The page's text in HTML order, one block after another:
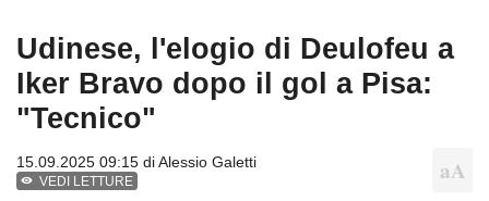
Udinese, l'elogio di Deulofeu a
Iker Bravo dopo il gol a Pisa:
"Tecnico"
15.09.2025 09:15 diAlessio Galetti
VEDI LETTURE